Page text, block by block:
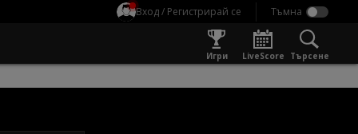
Вход / Регистрирай се
Игри LiveScore Търсене